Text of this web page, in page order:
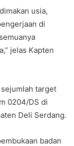
usia,
di
jelas Kapten
target
0204/DS di
Deli Serdang.
badan